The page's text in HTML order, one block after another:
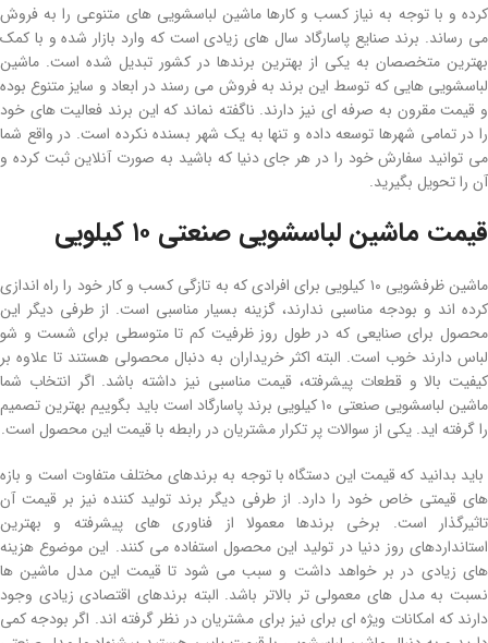
کرده و با توجه به نیاز کسب و کارها ماشین لباسشویی های متنوعی را به فروش
می رساند. برند صنایع پاسارگاد سال های زیادی است که وارد بازار شده و با کمک
بهترین متخصصان به یکی از بهترین برندها در کشور تبدیل شده است. ماشین
لباسشویی هایی که توسط این برند به فروش می رسند در ابعاد و سایز متنوع بوده
و قیمت مقرون به صرفه ای نیز دارند. ناگفته نماند که این برند فعالیت های خود
را در تمامی شهرها توسعه داده و تنها به یک شهر بسنده نکرده است. در واقع شما
می توانید سفارش خود را در هر جای دنیا که باشید به صورت آنلاین ثبت کرده و
آن را تحویل بگیرید.
قیمت ماشین لباسشویی صنعتی ۱۰ کیلویی
ماشین ظرفشویی ۱۰ کیلویی برای افرادی که به تازگی کسب و کار خود را راه اندازی
کرده اند و بودجه مناسبی ندارند، گزینه بسیار مناسبی است. از طرفی دیگر این
محصول برای صنایعی که در طول روز ظرفیت کم تا متوسطی برای شست و شو
لباس دارند خوب است. البته اکثر خریداران به دنبال محصولی هستند تا علاوه بر
کیفیت بالا و قطعات پیشرفته، قیمت مناسبی نیز داشته باشد. اگر انتخاب شما
ماشین لباسشویی صنعتی ۱۰ کیلویی برند پاسارگاد است باید بگوییم بهترین تصمیم
را گرفته اید. یکی از سوالات پر تکرار مشتریان در رابطه با قیمت این محصول است.
باید بدانید که قیمت این دستگاه با توجه به برندهای مختلف متفاوت است و بازه
های قیمتی خاص خود را دارد. از طرفی دیگر برند تولید کننده نیز بر قیمت آن
تاثیرگذار است. برخی برندها معمولا از فناوری های پیشرفته و بهترین
استانداردهای روز دنیا در تولید این محصول استفاده می کنند. این موضوع هزینه
های زیادی در بر خواهد داشت و سبب می شود تا قیمت این مدل ماشین ها
نسبت به مدل های معمولی تر بالاتر باشد. البته برندهای اقتصادی زیادی وجود
دارند که امکانات ویژه ای برای نیز برای مشتریان در نظر گرفته اند. اگر بودجه کمی